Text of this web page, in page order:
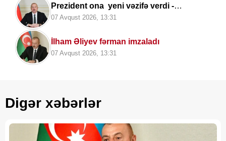
Prezident ona yeni vəzifə verdi -
SƏRƏNCAM
07 Avqust 2026, 13:31
İlham Əliyev fərman imzaladı
07 Avqust 2026, 13:31
Digər xəbərlər